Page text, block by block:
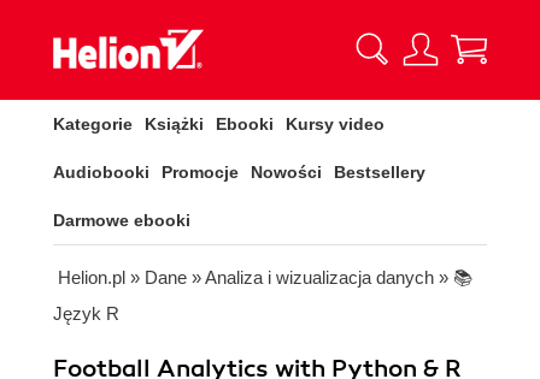
Kategorie Książki Ebooki Kursy video
Audiobooki Promocje Nowości Bestsellery
Darmowe ebooki
Helion.pl » Dane »Analiza i wizualizacja danych » 📚
Język R
Football Analytics with Python & R